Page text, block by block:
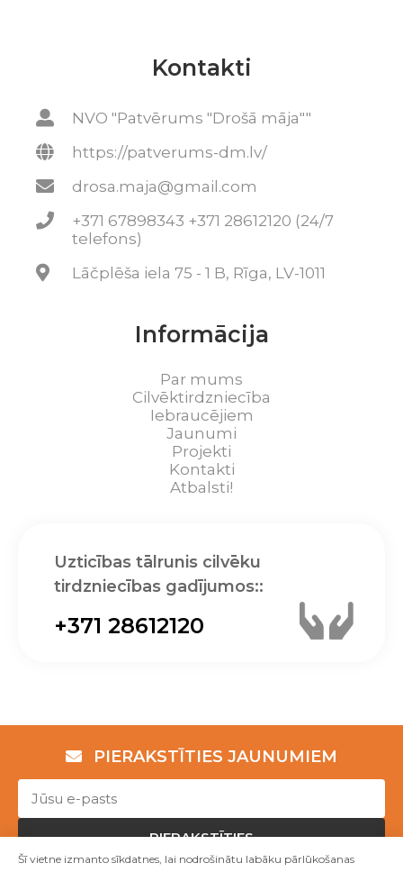
Kontakti
NVO "Patvērums "Drošā māja""
https://patverums-dm.lv/
drosa.maja@gmail.com
+371 67898343 +371 28612120 (24/7
telefons)
Lāčplēša iela 75 - 1 B, Rīga, LV-1011
Informācija
Par mums
Cilvēktirdzniecība
Iebraucējiem
Jaunumi
Projekti
Kontakti
Atbalsti!
Uzticības tālrunis cilvēku
tirdzniecības gadījumos::
+371 28612120
PIERAKSTĪTIES JAUNUMIEM
PIERAKSTĪTIES
Šī vietne izmanto sīkdatnes, lai nodrošinātu labāku pārlūkošanas